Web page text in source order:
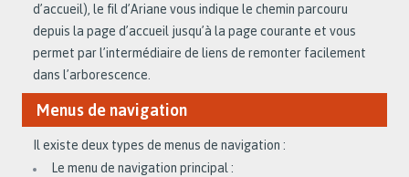
d’accueil), le fil d’Ariane vous indique le chemin parcouru
depuis la page d’accueil jusqu’à la page courante et vous
permet par l’intermédiaire de liens de remonter facilement
dans l’arborescence.
Menus de navigation
Il existe deux types de menus de navigation :
Le menu de navigation principal :